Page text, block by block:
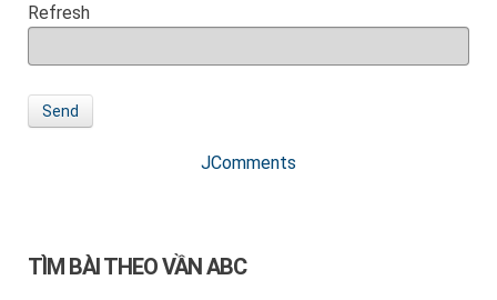
Refresh
Send
JComments
TÌM BÀI THEO VẦN ABC